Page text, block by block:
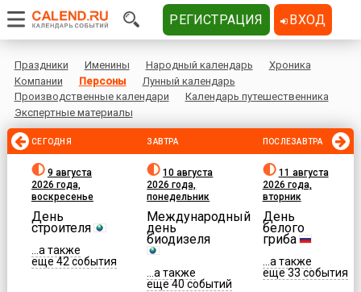
Праздники Именины Народный календарь
Хроника
Компании
Персоны
Лунный календарь
Производственные календари
Календарь путешественника
Экспертные материалы
СЕГОДНЯ
9 августа
2026 года,
воскресенье
День
строителя
...а также
еще 42 события
ЗАВТРА
10 августа
2026 года,
понедельник
Международный
день
биодизеля
...а также
еще 40 событий
ПОСЛЕЗАВТРА
11 августа
2026 года,
вторник
День
белого
гриба
...а также
еще 33 события
РЕГИСТРАЦИЯ ВХОД